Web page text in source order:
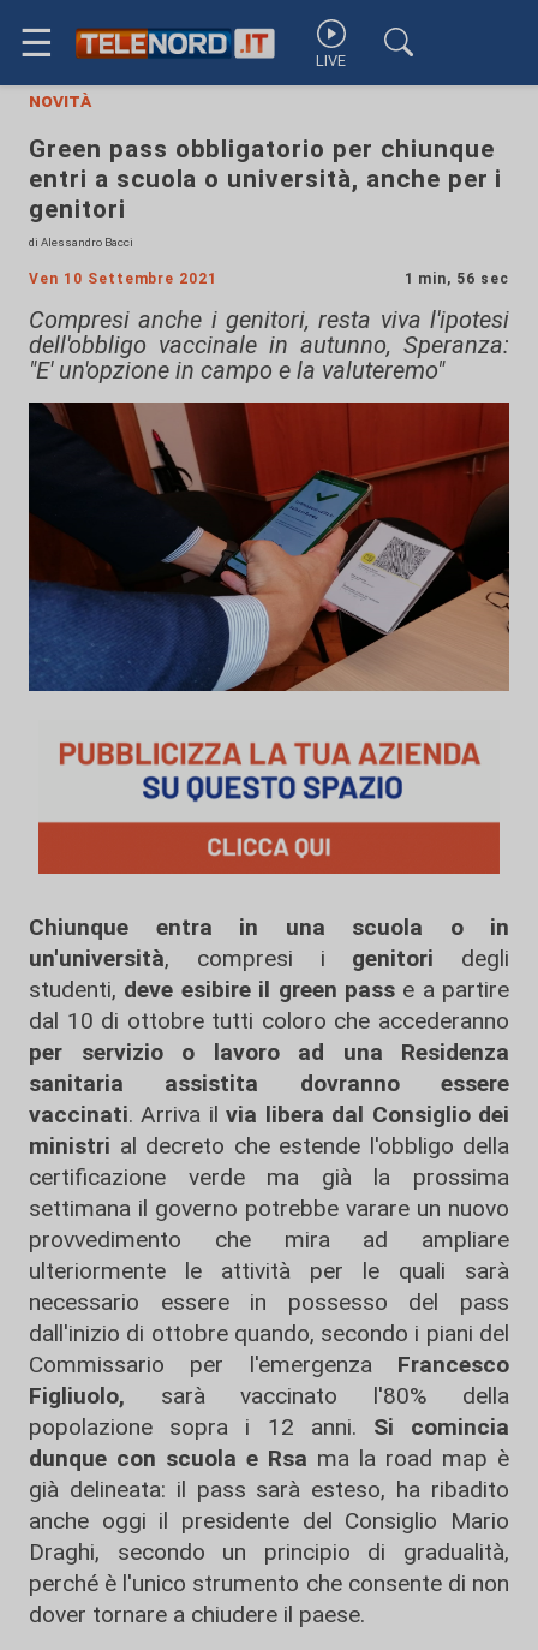
☰ LIVE
novità
Green pass obbligatorio per chiunque
entri a scuola o università, anche per i
genitori
di Alessandro Bacci
Ven 10 Settembre 2021 1 min, 56 sec
Compresi anche i genitori, resta viva l'ipotesi
dell'obbligo vaccinale in autunno, Speranza:
"E' un'opzione in campo e la valuteremo"
Chiunque entra in una scuola o in
un'università, compresi i genitori degli
studenti, deve esibire il green passe a partire
dal 10 di ottobre tutti coloro che accederanno
per servizio
o lavoro ad una Residenza
sanitaria assistita
dovranno essere
vaccinati. Arriva ilvia libera dal Consiglio dei
ministri al decreto che estende l'obbligo della
certificazione verde ma già la prossima
settimana il governo potrebbe varare un nuovo
provvedimento che mira ad ampliare
ulteriormente le attività per le quali sarà
necessario essere in possesso del pass
dall'inizio di ottobre quando, secondo i piani del
Commissario per l'emergenza Francesco
Figliuolo, sarà vaccinato l'80% della
popolazione sopra i 12 anni. Si comincia
dunque con scuola e Rsa ma la road map è
già delineata: il pass sarà esteso, ha ribadito
anche oggi il presidente del Consiglio Mario
Draghi, secondo un principio di gradualità,
perché è l'unico strumento che consente di non
dover tornare a chiudere il paese.